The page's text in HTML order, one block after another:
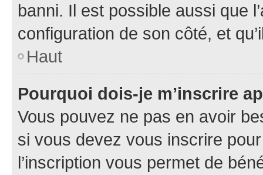
banni. Il est possible aussi que
configuration de son côté, et
Haut
Pourquoi dois-je m’inscrire
Vous pouvez ne pas en avoir
si vous devez vous inscrire
l’inscription vous permet de